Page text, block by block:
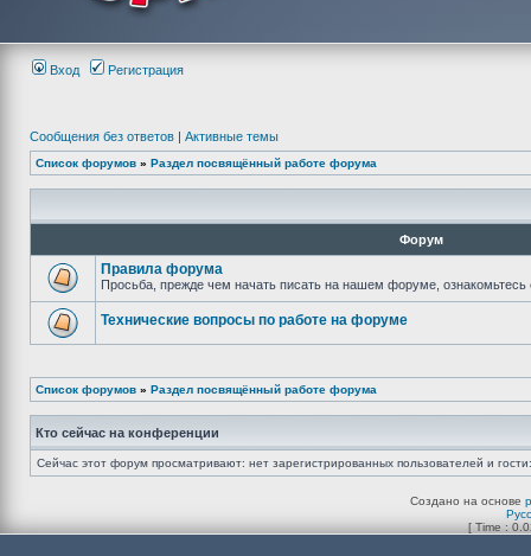
Вход Регистрация
Сообщения без ответов | Активные темы
Список форумов » Раздел посвящённый работе форума
Форум
Правила форума
Просьба, прежде чем начать писать на нашем форуме,
Технические вопросы по работе на форуме
Список форумов » Раздел посвящённый работе форума
Кто сейчас на конференции
Сейчас этот форум просматривают: нет зарегистрированных пользователей и
Создано на основе
[ Time :